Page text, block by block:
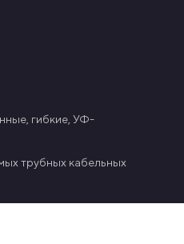
гибкие, УФ-
трубных кабельных